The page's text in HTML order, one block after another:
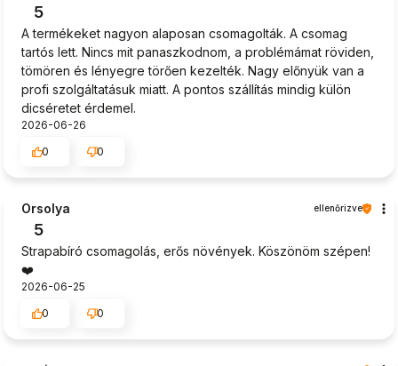
5
A termékeket nagyon alaposan csomagolták. A csomag
tartós lett. Nincs mit panaszkodnom, a problémámat röviden,
tömören és lényegre törően kezelték. Nagy előnyük van a
profi szolgáltatásuk miatt. A pontos szállítás mindig külön
dicséretet érdemel.
2026-06-26
0
0
Orsolya ellenőrizve
5
Strapabíró csomagolás, erős növények. Köszönöm szépen!
❤️
2026-06-25
0
0